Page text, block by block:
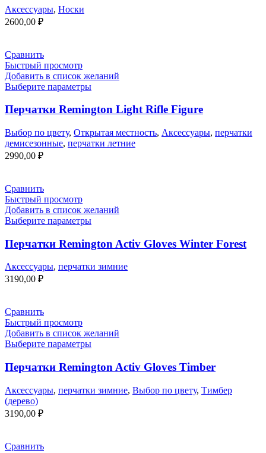
Аксессуары, Носки
2600,00 ₽
Сравнить
Быстрый просмотр
Добавить в список желаний
Выберите параметры
Перчатки Remington Light Rifle Figure
Выбор по цвету, Открытая местность, Аксессуары, перчатки
демисезонные, перчатки летние
2990,00 ₽
Сравнить
Быстрый просмотр
Добавить в список желаний
Выберите параметры
Перчатки Remington Activ Gloves Winter Forest
Аксессуары, перчатки зимние
3190,00 ₽
Сравнить
Быстрый просмотр
Добавить в список желаний
Выберите параметры
Перчатки Remington Activ Gloves Timber
Аксессуары, перчатки зимние, Выбор по цвету, Тимбер
(дерево)
3190,00 ₽
Сравнить